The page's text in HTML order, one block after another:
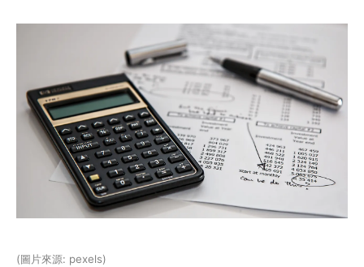
(圖片來源: pexels)